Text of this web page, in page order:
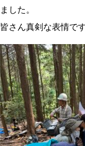
ました。
皆さん真剣な表情で